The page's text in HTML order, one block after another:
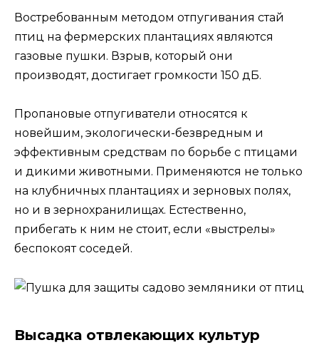
Востребованным методом отпугивания стай
птиц на фермерских плантациях являются
газовые пушки. Взрыв, который они
производят, достигает громкости 150 дБ.
Пропановые отпугиватели относятся к
новейшим, экологически-безвредным и
эффективным средствам по борьбе с птицами
и дикими животными. Применяются не только
на клубничных плантациях и зерновых полях,
но и в зернохранилищах. Естественно,
прибегать к ним не стоит, если «выстрелы»
беспокоят соседей.
Высадка отвлекающих культур